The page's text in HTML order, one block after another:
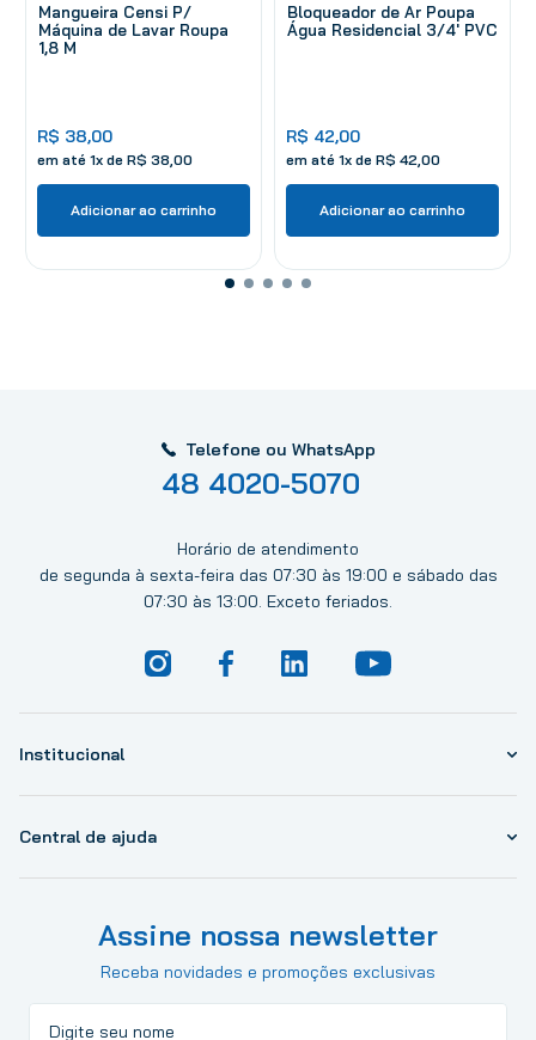
Mangueira Censi P/
Máquina de Lavar Roupa
1,8 M
R$ 38,00
em até 1x de R$ 38 00
Adicionar ao carrinho
Bloqueador de Ar Poupa
Água Residencial 3/4' PVC
R$ 42,00
em até 1x de R$ 42 00
Adicionar ao carrinho
Telefone ou WhatsApp
48 4020-5070
Horário de atendimento
de segunda à sexta-feira das 07:30 às 19:00 e sábado das
07:30 às 13:00. Exceto feriados.
Institucional
Central de ajuda
Assine nossa newsletter
Receba novidades e promoções exclusivas